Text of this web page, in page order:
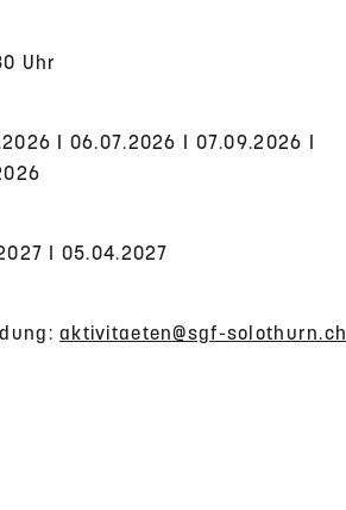
Uhr
I 06.07.2026 I 07.09.2026 I
I 05.04.2027
aktivitaeten@sgf-solothurn.ch